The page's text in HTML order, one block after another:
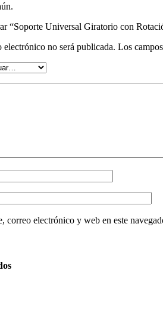
“Soporte Universal Giratorio con
no será publicada. Los
correo electrónico y web en este